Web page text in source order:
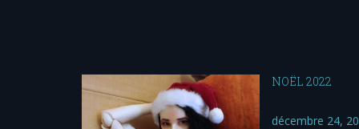
NOËL 2022
décembre 24,